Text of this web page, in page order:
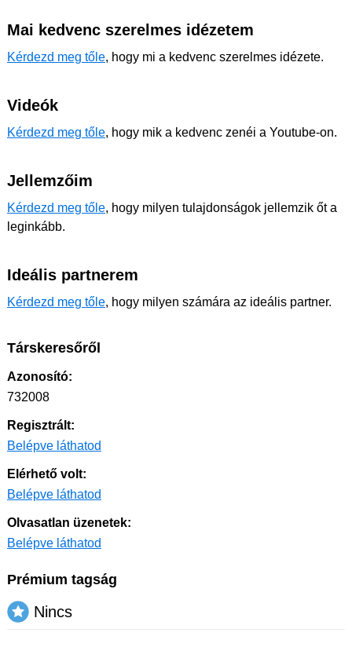
Mai kedvenc szerelmes idézetem
Kérdezd meg tőle, hogy mi a kedvenc szerelmes idézete.
Videók
Kérdezd meg tőle, hogy mik a kedvenc zenéi a Youtube-on.
Jellemzőim
Kérdezd meg tőle, hogy milyen tulajdonságok jellemzik őt a
leginkább.
Ideális partnerem
Kérdezd meg tőle, hogy milyen számára az ideális partner.
Társkeresőről
Azonosító:
732008
Regisztrált:
Belépve láthatod
Elérhető volt:
Belépve láthatod
Olvasatlan üzenetek:
Belépve láthatod
Prémium tagság
Nincs